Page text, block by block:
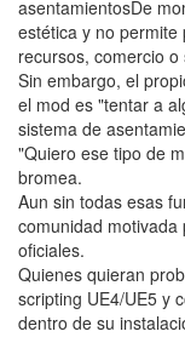
asentamientosDe
estética y no
recursos, comercio
Sin embargo, el
el mod es "tentar a
sistema de
"Quiero ese tipo de
bromea.
Aun sin todas esas
comunidad
oficiales.
Quienes quieran
scripting UE4/UE5 y
dentro de su